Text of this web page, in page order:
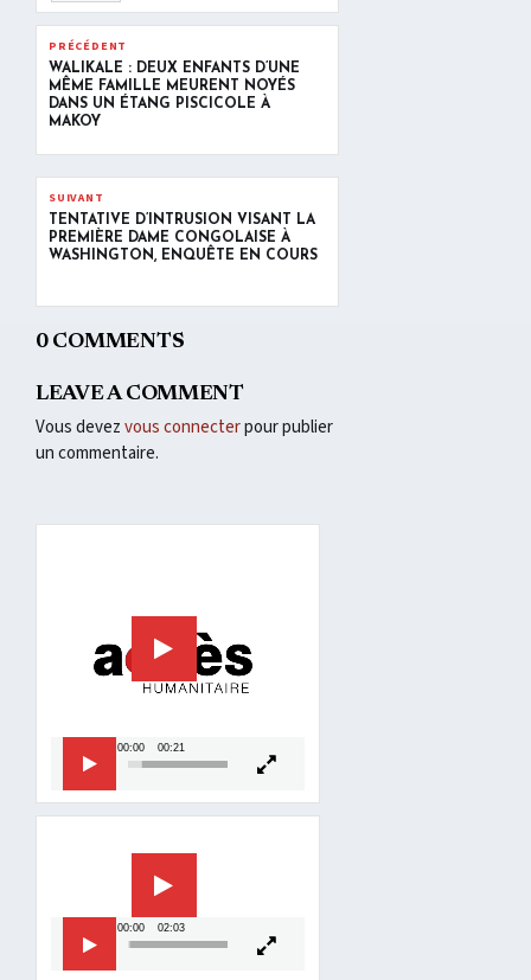
PRÉCÉDENT
WALIKALE : DEUX ENFANTS D’UNE
MÊME FAMILLE MEURENT NOYÉS
DANS UN ÉTANG PISCICOLE À
MAKOY
SUIVANT
TENTATIVE D’INTRUSION VISANT LA
PREMIÈRE DAME CONGOLAISE À
WASHINGTON, ENQUÊTE EN COURS
0 COMMENTS
LEAVE A COMMENT
Vous devezvous connecterpour publier
un commentaire.
00:00 00:21
00:00 02:03